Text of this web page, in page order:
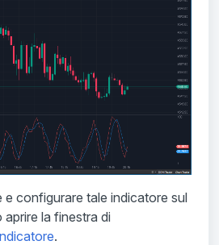
e configurare tale indicatore sul
la finestra di
.